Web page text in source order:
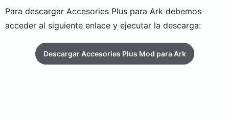
Para descargar Accesories Plus para Ark debemos
acceder al siguiente enlace y ejecutar la descarga:
Descargar Accesories Plus Mod para Ark